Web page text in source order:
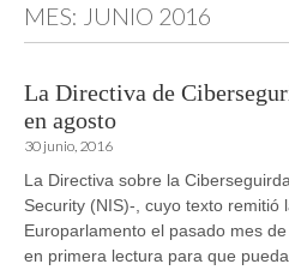
MES: JUNIO 2016
La Directiva de
en agosto
30 junio, 2016
La Directiva sobre la
Security (NIS)-, cuyo texto remitió
Europarlamento el pasado mes
en primera lectura para que